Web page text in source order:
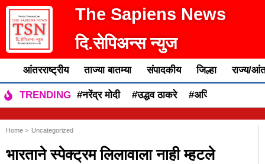
The Sapiens News
दि.सेपिअन्स न्युज
आंतरराष्ट्रीय ताज्या बातम्या संपादकीय जिल्हा राज्य/
TRENDING #नरेंद्र मोदी #उद्धव ठाकरे #अजित पवार
Home > Uncategorized
भारताने स्पेक्ट्रम लिलावाला नाही म्हटले